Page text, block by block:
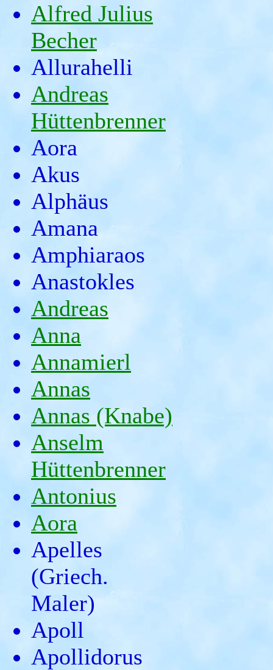
Alfred Julius
Becher
Allurahelli
Andreas
Hüttenbrenner
Aora
Akus
Alphäus
Amana
Amphiaraos
Anastokles
Andreas
Anna
Annamierl
Annas
Annas (Knabe)
Anselm
Hüttenbrenner
Antonius
Aora
Apelles
(Griech.
Maler)
Apoll
Apollidorus